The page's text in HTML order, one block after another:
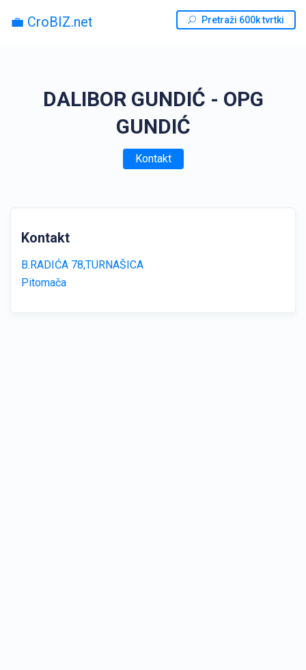
💼 CroBIZ.net Pretraži 600k tvrtki
DALIBOR GUNDIĆ - OPG
GUNDIĆ
Kontakt
Kontakt
B.RADIĆA 78,TURNAŠICA
Pitomača